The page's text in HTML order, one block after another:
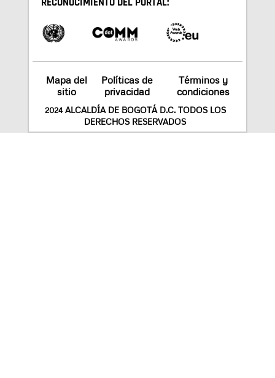
RECONOCIMIENTO DEL PORTAL:
Mapa del
sitio
Políticas de
privacidad
Términos y
condiciones
2024 ALCALDÍA DE BOGOTÁ D.C. TODOS LOS
DERECHOS RESERVADOS